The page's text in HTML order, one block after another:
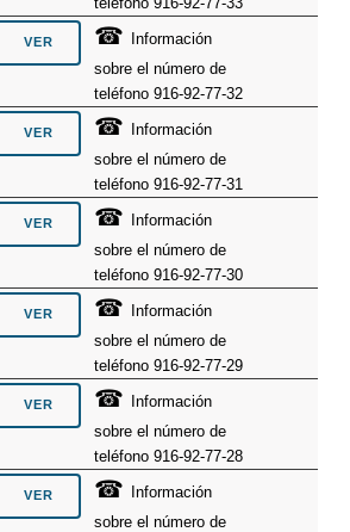
☎
Información
sobre el número de
teléfono 916-92-77-32
☎
Información
sobre el número de
teléfono 916-92-77-31
☎
Información
sobre el número de
teléfono 916-92-77-30
☎
Información
sobre el número de
teléfono 916-92-77-29
☎
Información
sobre el número de
teléfono 916-92-77-28
☎
Información
sobre el número de